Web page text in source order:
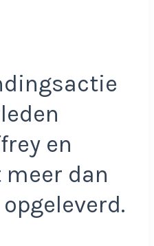
en
dan
opgeleverd.